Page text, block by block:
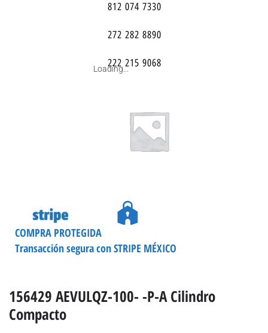
812 074 7330
272 282 8890
222 215 9068
Loading...
Transacción segura con STRIPE MÉXICO
COMPRA PROTEGIDA
156429 AEVULQZ-100- -P-A Cilindro
Compacto